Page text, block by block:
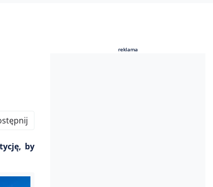
by
reklama
reklama